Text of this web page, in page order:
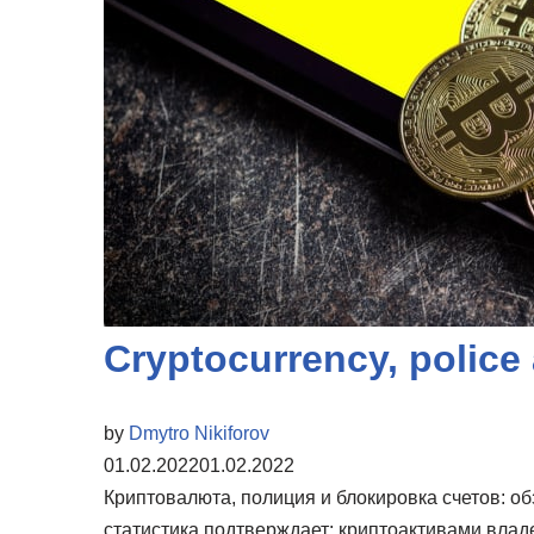
Cryptocurrency,
by Dmytro Nikiforov
01.02.202201.02.2022
Криптовалюта, полиция и блокировка счетов: